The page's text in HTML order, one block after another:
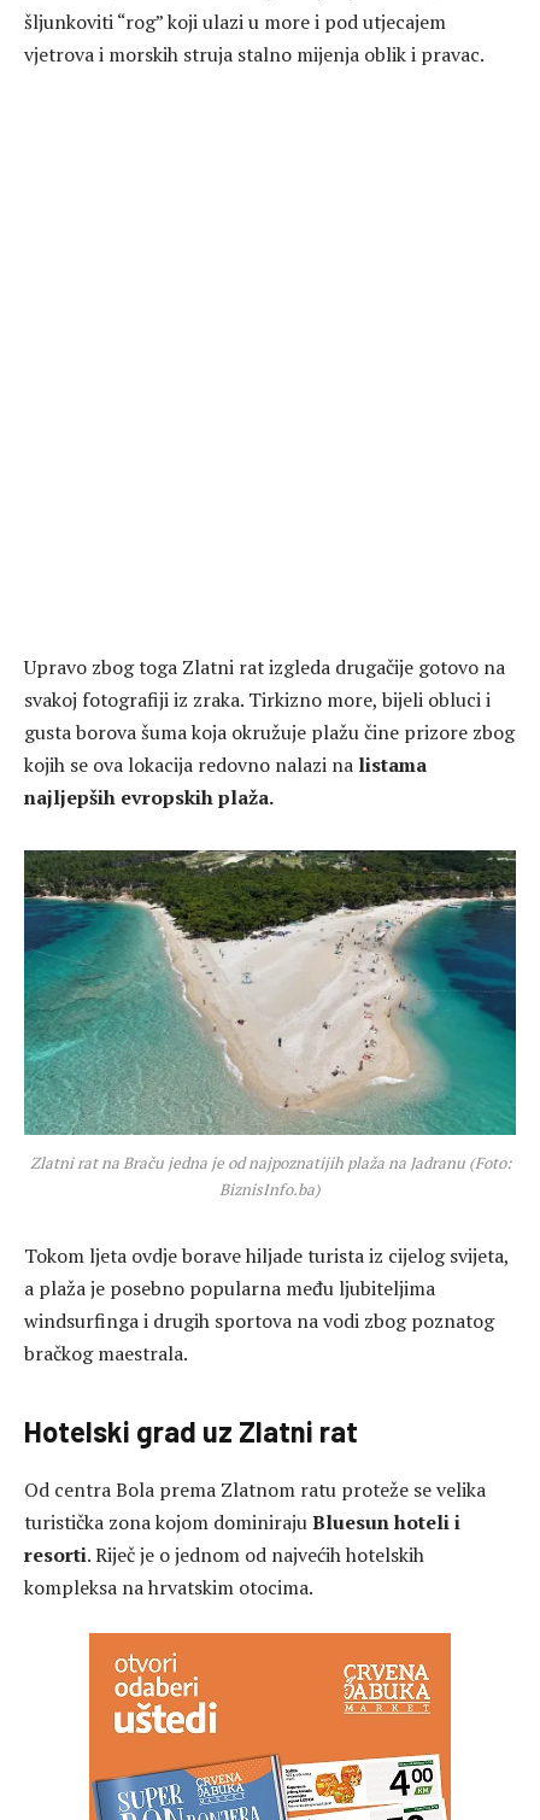
šljunkoviti “rog” koji ulazi u more i pod utjecajem
vjetrova i morskih struja stalno mijenja oblik i pravac.
Upravo zbog toga Zlatni rat izgleda drugačije gotovo na
svakoj fotografiji iz zraka. Tirkizno more, bijeli obluci i
gusta borova šuma koja okružuje plažu čine prizore zbog
kojih se ova lokacija redovno nalazi na listama
najljepših evropskih plaža.
Zlatni rat na Braču jedna je od najpoznatijih plaža na Jadranu (Foto:
BiznisInfo.ba)
Tokom ljeta ovdje borave hiljade turista iz cijelog svijeta,
a plaža je posebno popularna među ljubiteljima
windsurfinga i drugih sportova na vodi zbog poznatog
bračkog maestrala.
Hotelski grad uz Zlatni rat
Od centra Bola prema Zlatnom ratu proteže se velika
turistička zona kojom dominirajuBluesun hoteli i
resorti. Riječ je o jednom od najvećih hotelskih
kompleksa na hrvatskim otocima.